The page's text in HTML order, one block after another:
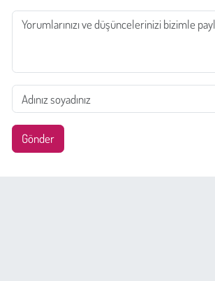
Gönder